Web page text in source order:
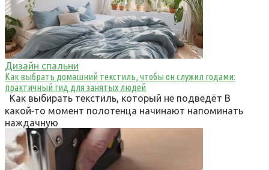
Дизайн спальни
Как выбрать домашний текстиль, чтобы он служил годами:
практичный гид для занятых людей
Как выбирать текстиль, который не подведёт В
какой‑то момент полотенца начинают напоминать
наждачную